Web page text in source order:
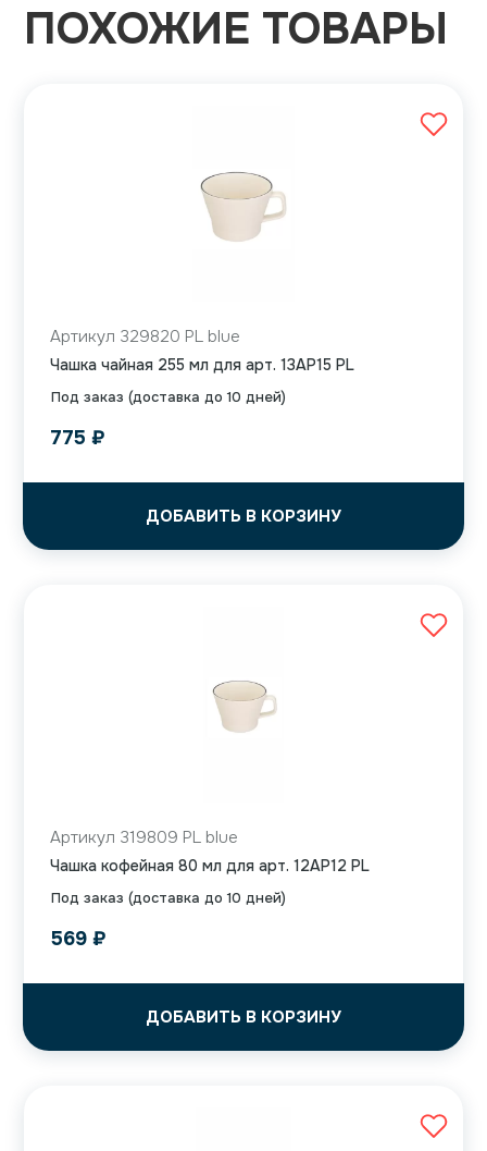
ПОХОЖИЕ ТОВАРЫ
Под заказ (доставка до 10 дней)
Артикул 329820 PL blue
Чашка чайная 255 мл для арт. 13AP15 PL
775 ₽
ДОБАВИТЬ В КОРЗИНУ
Под заказ (доставка до 10 дней)
Артикул 319809 PL blue
Чашка кофейная 80 мл для арт. 12AP12 PL
569 ₽
ДОБАВИТЬ В КОРЗИНУ